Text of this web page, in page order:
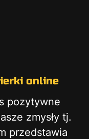
online
pozytywne
zmysły tj.
przedstawia